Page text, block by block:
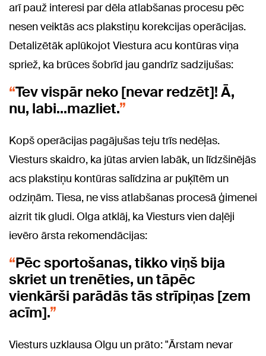
arī pauž interesi par dēla atlabšanas procesu pēc
nesen veiktās acs plakstiņu korekcijas operācijas.
Detalizētāk aplūkojot Viestura acu kontūras viņa
spriež, ka brūces šobrīd jau gandrīz sadzijušas:
Tev vispār neko [nevar redzēt]! Ā,
nu, labi...mazliet.
Kopš operācijas pagājušas teju trīs nedēļas.
Viesturs skaidro, ka jūtas arvien labāk, un līdzšinējās
acs plakstiņu kontūras salīdzina ar puķītēm un
odziņām. Tiesa, ne viss atlabšanas procesā ģimenei
aizrit tik gludi. Olga atklāj, ka Viesturs vien daļēji
ievēro ārsta rekomendācijas:
Pēc sportošanas, tikko viņš bija
skriet un trenēties, un tāpēc
vienkārši parādās tās strīpiņas [zem
acīm].
Viesturs uzklausa Olgu un prāto: "Ārstam nevar